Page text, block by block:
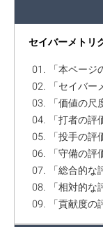
セイバーメトリ
01. 「本ページ
02. 「セイバー
03. 「価値の尺
04. 「打者の評
05. 「投手の評
06. 「守備の評
07. 「総合的な
08. 「相対的な
09. 「貢献度の